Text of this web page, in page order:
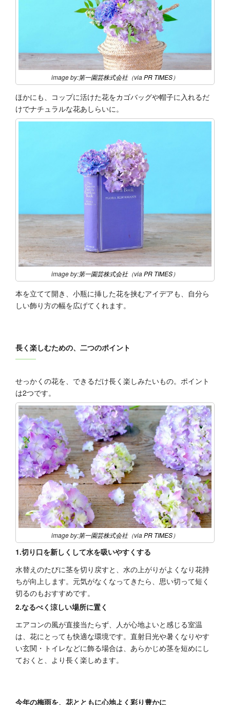
image by:第一園芸株式会社（viaPR TIMES）
ほかにも、コップに活けた花をカゴバッグや帽子に入れるだ
けでナチュラルな花あしらいに。
image by:第一園芸株式会社（viaPR TIMES）
本を立てて開き、小瓶に挿した花を挟むアイデアも、自分ら
しい飾り方の幅を広げてくれます。
長く楽しむための、二つのポイント
せっかくの花を、できるだけ長く楽しみたいもの。ポイント
は2つです。
image by:第一園芸株式会社（viaPR TIMES）
1.切り口を新しくして水を吸いやすくする
水替えのたびに茎を切り戻すと、水の上がりがよくなり花持
ちが向上します。元気がなくなってきたら、思い切って短く
切るのもおすすめです。
2.なるべく涼しい場所に置く
エアコンの風が直接当たらず、人が心地よいと感じる室温
は、花にとっても快適な環境です。直射日光や暑くなりやす
い玄関・トイレなどに飾る場合は、あらかじめ茎を短めにし
ておくと、より長く楽しめます。
今年の梅雨を、花とともに心地よく彩り豊かに